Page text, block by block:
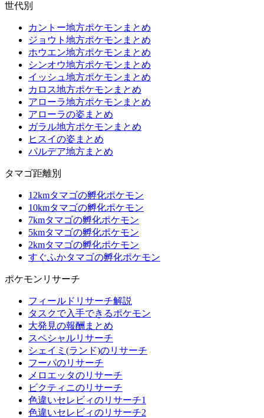
世代別
カントー地方ポケモンまとめ
ジョウト地方ポケモンまとめ
ホウエン地方ポケモンまとめ
シンオウ地方ポケモンまとめ
イッシュ地方ポケモンまとめ
カロス地方ポケモンまとめ
アローラ地方ポケモンまとめ
アローラの姿まとめ
ガラル地方ポケモンまとめ
ヒスイの姿まとめ
パルデア地方まとめ
タマゴ距離別
12kmタマゴの孵化ポケモン
10kmタマゴの孵化ポケモン
7kmタマゴの孵化ポケモン
5kmタマゴの孵化ポケモン
2kmタマゴの孵化ポケモン
すぐふかタマゴの孵化ポケモン
ポケモンリサーチ
フィールドリサーチ解説
タスクで入手できるポケモン
大発見の報酬まとめ
スペシャルリサーチ
シェイミ(ランド)のリサーチ
フーパのリサーチ
メロエッタのリサーチ
ビクティニのリサーチ
色違いセレビィのリサーチ1
色違いセレビィのリサーチ2